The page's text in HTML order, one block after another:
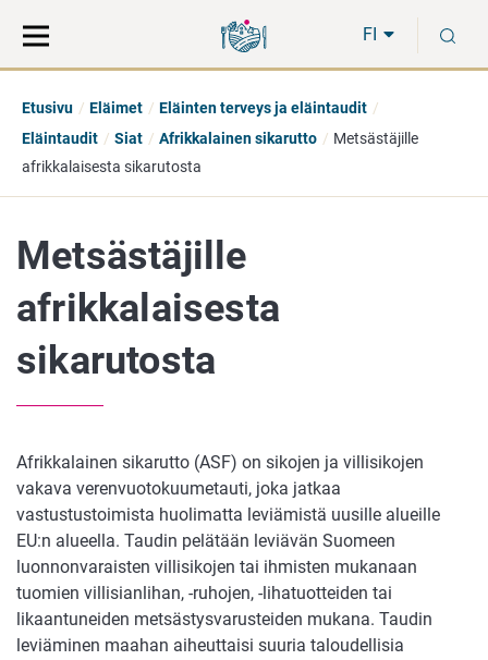
suoraan
sisältöön
koko
sivuston
FI
Etusivu Eläimet
Eläinten terveys ja eläintaudit
Eläintaudit
Siat Afrikkalainen sikarutto
Metsästäjille
afrikkalaisesta sikarutosta
Metsästäjille
afrikkalaisesta
sikarutosta
Afrikkalainen sikarutto (ASF) on sikojen ja villisikojen
vakava verenvuotokuumetauti, joka jatkaa
vastustustoimista huolimatta leviämistä uusille alueille
EU:n alueella. Taudin pelätään leviävän Suomeen
luonnonvaraisten villisikojen tai ihmisten mukanaan
tuomien villisianlihan, -ruhojen, -lihatuotteiden tai
likaantuneiden metsästysvarusteiden mukana. Taudin
leviäminen maahan aiheuttaisi suuria taloudellisia